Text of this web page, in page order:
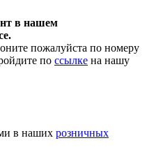
в нашем
пожалуйста по номеру
по ссылке на нашу
в наших розничных